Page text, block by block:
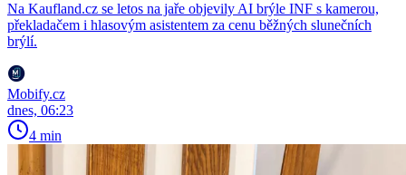
Na Kaufland.cz se letos na jaře objevily AI brýle INF s kamerou,
překladačem i hlasovým asistentem za cenu běžných slunečních
brýlí.
Mobify.cz
dnes, 06:23
4 min